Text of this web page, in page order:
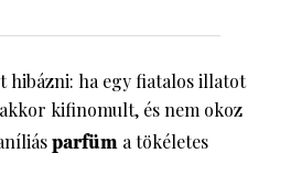
hibázni: ha egy fiatalos illatot
kifinomult, és nem okoz
parfüm a tökéletes